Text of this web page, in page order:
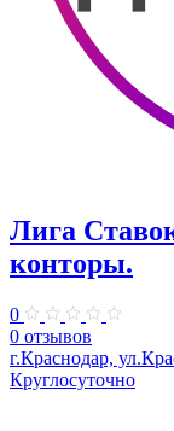
Лига
конторы.
0
0 отзывов
г.Краснодар,
Круглосуточно